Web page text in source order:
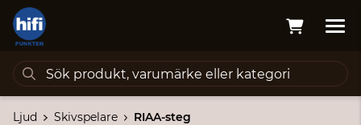
Ljud Skivspelare RIAA-steg